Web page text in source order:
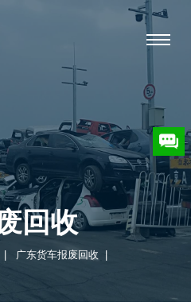
回收
广东货车报废回收